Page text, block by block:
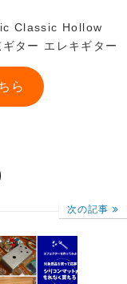
Classic Hollow
ター エレキギター
ら
次の記事